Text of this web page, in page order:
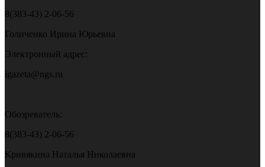
8(383-43) 2-06-56
Голиченко Ирина Юрьевна
Электронный адрес:
igazeta@ngs.ru
Обозреватель:
8(383-43) 2-06-56
Кривякина Наталья Николаевна